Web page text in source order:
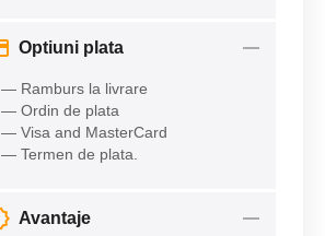
Optiuni plata
— Ramburs la livrare
— Ordin de plata
— Visa and MasterCard
— Termen de plata.
Avantaje